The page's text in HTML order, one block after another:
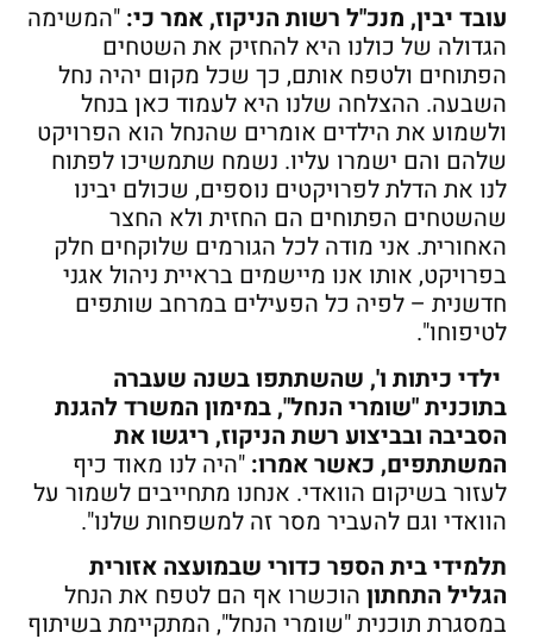
עובד יבין, מנכ"ל רשות הניקוז, אמר כי: "המשימה
הגדולה של כולנו היא להחזיק את השטחים
הפתוחים ולטפח אותם, כך שכל מקום יהיה נחל
השבעה. ההצלחה שלנו היא לעמוד כאן בנחל
ולשמוע את הילדים אומרים שהנחל הוא הפרויקט
שלהם והם ישמרו עליו. נשמח שתמשיכו לפתוח
לנו את הדלת לפרויקטים נוספים, שכולם יבינו
שהשטחים הפתוחים הם החזית ולא החצר
האחורית. אני מודה לכל הגורמים שלוקחים חלק
בפרויקט, אותו אנו מיישמים בראיית ניהול אגני
חדשנית – לפיה כל הפעילים במרחב שותפים
לטיפוחו".
ילדי כיתות ו', שהשתתפו בשנה שעברה
בתוכנית "שומרי הנחל", במימון המשרד להגנת
הסביבה ובביצוע רשת הניקוז, ריגשו את
המשתתפים, כאשר אמרו: "היה לנו מאוד כיף
לעזור בשיקום הוואדי. אנחנו מתחייבים לשמור על
הוואדי וגם להעביר מסר זה למשפחות שלנו".
תלמידי בית הספר כדורי שבמועצה אזורית
הגליל התחתוןהוכשרו אף הם לטפח את הנחל
במסגרת תוכנית "שומרי הנחל", המתקיימת בשיתוף